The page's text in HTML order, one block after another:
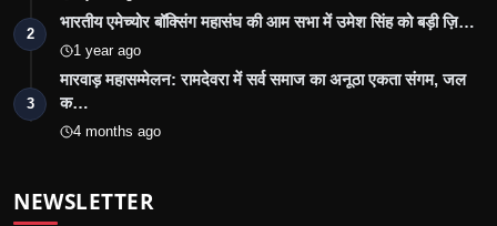
2
भारतीय एमेच्योर बॉक्सिंग महासंघ की आम सभा में उमेश सिंह को बड़ी ज़ि…
1 year ago
3
मारवाड़ महासम्मेलन: रामदेवरा में सर्व समाज का अनूठा एकता संगम, जल
क…
4 months ago
NEWSLETTER